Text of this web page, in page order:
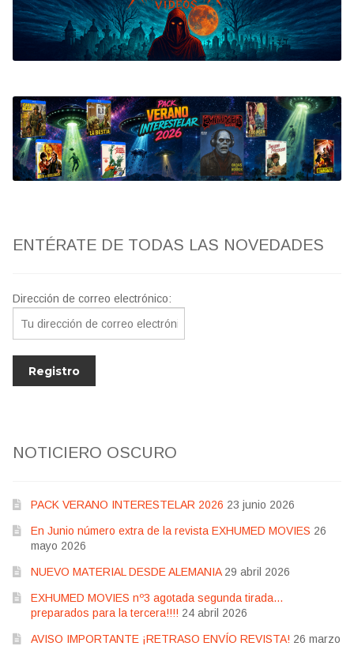
Bluray
Clasificada S
artwork
fantaterror
Jesús Franco
ENTÉRATE DE TODAS LAS NOVEDADES
Dirección de correo electrónico:
NOTICIERO OSCURO
PACK VERANO INTERESTELAR 2026 23 junio 2026
En Junio número extra de la revista EXHUMED MOVIES 26
mayo 2026
NUEVO MATERIAL DESDE ALEMANIA 29 abril 2026
EXHUMED MOVIES nº3 agotada segunda tirada…
preparados para la tercera!!!! 24 abril 2026
AVISO IMPORTANTE ¡RETRASO ENVÍO REVISTA! 26 marzo